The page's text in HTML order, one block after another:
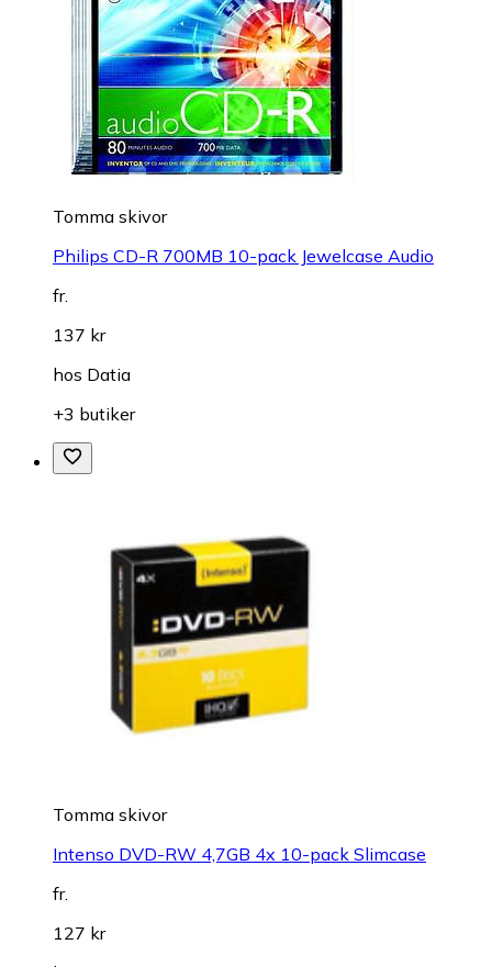
Tomma skivor
Philips CD-R 700MB 10-pack Jewelcase Audio
fr.
137 kr
hos Datia
+3 butiker
Tomma skivor
Intenso DVD-RW 4,7GB 4x 10-pack Slimcase
fr.
127 kr